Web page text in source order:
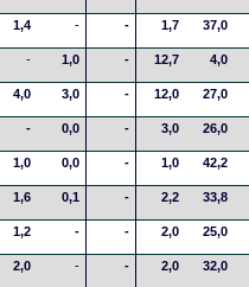
1,4 - - 1,7 37,0
- 1,0 - 12,7 4,0
4,0 3,0 - 12,0 27,0
- 0,0 - 3,0 26,0
1,0 0,0 - 1,0 42,2
1,6 0,1 - 2,2 33,8
1,2 - - 2,0 25,0
2,0 - - 2,0 32,0